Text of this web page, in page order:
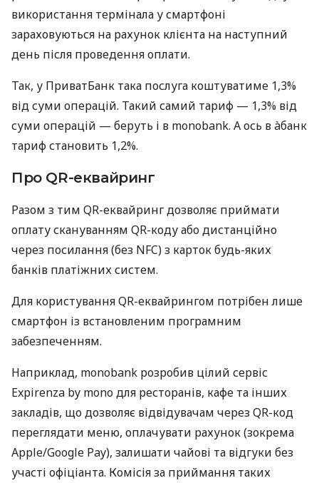
використання термінала у смартфоні
зараховуються на рахунок клієнта на наступний
день після проведення оплати.
Так, у ПриватБанк така послуга коштуватиме 1,3%
від суми операцій. Такий самий тариф — 1,3% від
суми операцій — беруть і в monobank. А ось в àбанк
тариф становить 1,2%.
Про QR-еквайринг
Разом з тим QR-еквайринг дозволяє приймати
оплату скануванням QR-коду або дистанційно
через посилання (без NFC) з карток будь-яких
банків платіжних систем.
Для користування QR-еквайрингом потрібен лише
смартфон із встановленим програмним
забезпеченням.
Наприклад, monobank розробив цілий сервіс
Expirenza by mono для ресторанів, кафе та інших
закладів, що дозволяє відвідувачам через QR-код
переглядати меню, оплачувати рахунок (зокрема
Apple/Google Pay), залишати чайові та відгуки без
участі офіціанта. Комісія за приймання таких